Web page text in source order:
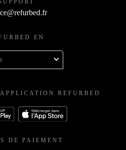
EN
REFURBED
DE PAIEMENT